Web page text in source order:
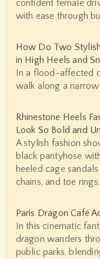
confident female
with ease through
How Do Two
in High Heels and
In a flood-affected
walk along a
Rhinestone Heels
Look So Bold and
A stylish fashion
black pantyhose
heeled cage
chains, and toe rings.
Paris Dragon Café
In this cinematic
dragon wanders
public parks,